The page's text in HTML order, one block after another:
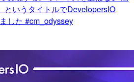
というタイトルでDevelopersIO
した #cm_odyssey